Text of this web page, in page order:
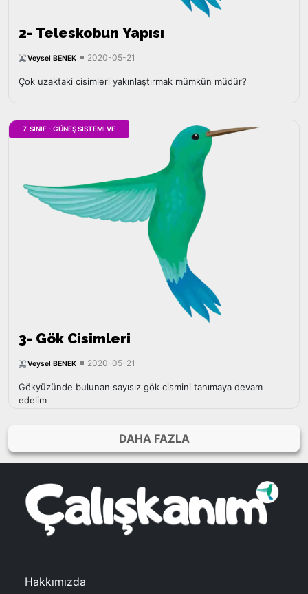
2- Teleskobun Yapısı
Veysel BENEK 2020-05-21
Çok uzaktaki cisimleri yakınlaştırmak mümkün müdür?
3- Gök Cisimleri
Veysel BENEK 2020-05-21
Gökyüzünde bulunan sayısız gök cismini tanımaya devam
edelim
7. SINIF - GÜNEŞ SISTEMI VE
DAHA FAZLA
Hakkımızda